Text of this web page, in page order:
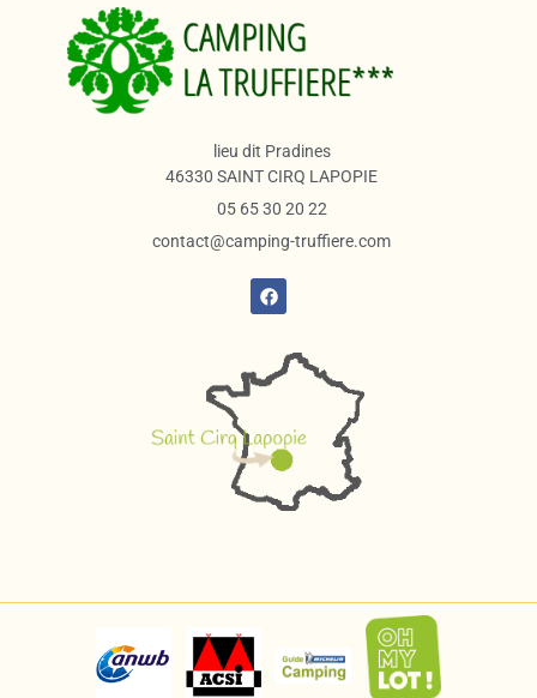
lieu dit Pradines
46330 SAINT CIRQ LAPOPIE
05 65 30 20 22
contact@camping-truffiere.com